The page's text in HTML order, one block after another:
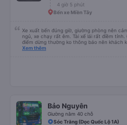
4 giờ 5 phút
Bến xe Miền Tây
Xe xuất bến đúng giờ, giường phòng nên
ngủ, xe chạy rất êm. Tài xế lái rất điềm
điểm dừng thường ko thông báo nên khách
nên khách ngủ say)
Xem thêm
Bảo Nguyên
Giường nằm 40 chỗ
Sóc Trăng (Dọc Quốc Lộ 1A)